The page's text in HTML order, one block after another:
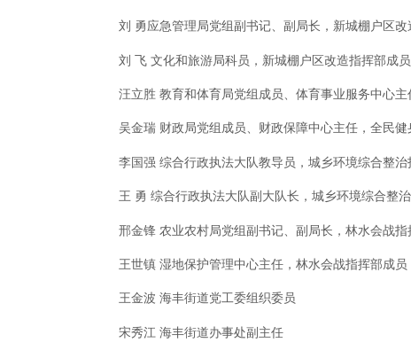
刘 勇应急管理局党组副书记、副局长，新城棚户区
刘 飞 文化和旅游局科员，新城棚户区改造指挥部成员
汪立胜 教育和体育局党组成员、体育事业服务中心主
吴金瑞 财政局党组成员、财政保障中心主任，全民健
李国强 综合行政执法大队教导员，城乡环境综合整治
王 勇 综合行政执法大队副大队长，城乡环境综合整
邢金锋 农业农村局党组副书记、副局长，林水会战指
王世镇 湿地保护管理中心主任，林水会战指挥部成员
王金波 海丰街道党工委组织委员
宋秀江 海丰街道办事处副主任